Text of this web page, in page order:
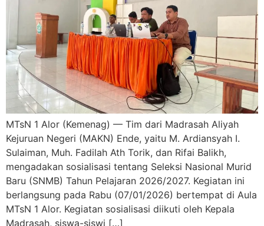
MTsN 1 Alor (Kemenag) — Tim dari Madrasah Aliyah
Kejuruan Negeri (MAKN) Ende, yaitu M. Ardiansyah I.
Sulaiman, Muh. Fadilah Ath Torik, dan Rifai Balikh,
mengadakan sosialisasi tentang Seleksi Nasional Murid
Baru (SNMB) Tahun Pelajaran 2026/2027. Kegiatan ini
berlangsung pada Rabu (07/01/2026) bertempat di Aula
MTsN 1 Alor. Kegiatan sosialisasi diikuti oleh Kepala
Madrasah, siswa-siswi […]